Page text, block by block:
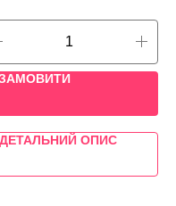
ДЕТАЛЬНИЙ ОПИС